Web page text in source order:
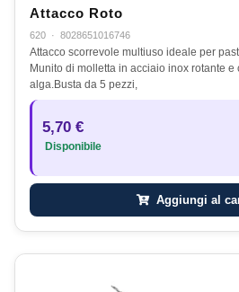
Attacco Roto
620 · 8028651016746
Attacco scorrevole multiuso ideale per
Munito di molletta in acciaio inox rotante e
alga.Busta da 5 pezzi,
5,70 €
Disponibile
Aggiungi al